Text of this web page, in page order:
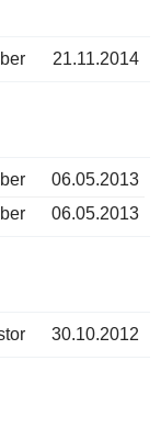
21.11.2014
06.05.2013
06.05.2013
30.10.2012